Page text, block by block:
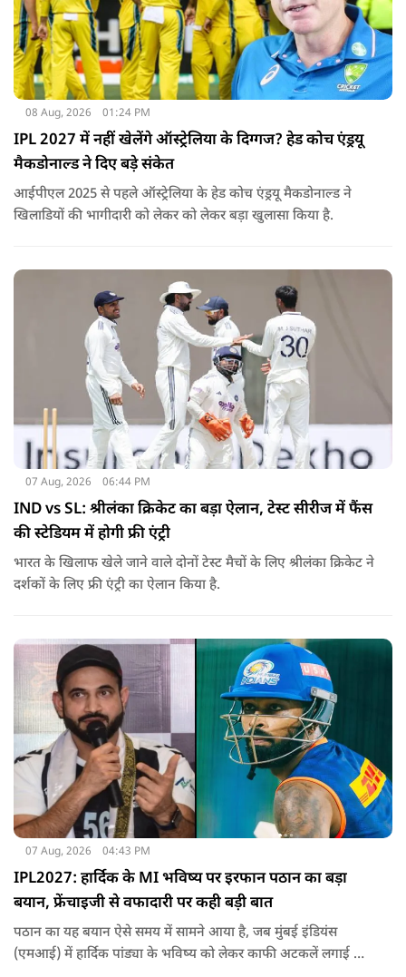
08 Aug, 2026 01:24 PM
IPL 2027 में नहीं खेलेंगे ऑस्ट्रेलिया के दिग्गज? हेड कोच एंड्रयू
मैकडोनाल्ड ने दिए बड़े संकेत
आईपीएल 2025 से पहले ऑस्ट्रेलिया के हेड कोच एंड्रयू मैकडोनाल्ड ने
खिलाडियों की भागीदारी को लेकर को लेकर बड़ा खुलासा किया है.
07 Aug, 2026 06:44 PM
IND vs SL: श्रीलंका क्रिकेट का बड़ा ऐलान, टेस्ट सीरीज में फैंस
की स्टेडियम में होगी फ्री एंट्री
भारत के खिलाफ खेले जाने वाले दोनों टेस्ट मैचों के लिए श्रीलंका क्रिकेट ने
दर्शकों के लिए फ्री एंट्री का ऐलान किया है.
07 Aug, 2026 04:43 PM
IPL2027: हार्दिक के MI भविष्य पर इरफान पठान का बड़ा
बयान, फ्रेंचाइजी से वफादारी पर कही बड़ी बात
पठान का यह बयान ऐसे समय में सामने आया है, जब मुंबई इंडियंस
(एमआई) में हार्दिक पांड्या के भविष्य को लेकर काफी अटकलें लगाई जा